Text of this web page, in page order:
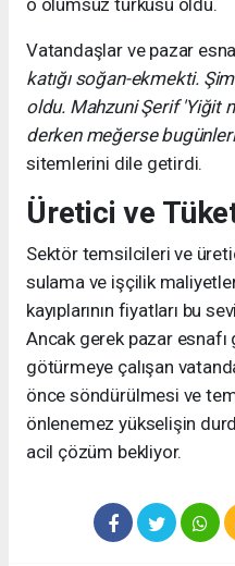
Vatandaşlar ve pazar
katığı soğan-ekmekti.
oldu. Mahzuni Şerif 'Yiğit
derken meğerse
sitemlerini dile getirdi.
Üretici ve
Sektör temsilcileri ve
sulama ve işçilik
kayıplarının fiyatları bu
Ancak gerek pazar
götürmeye çalışan
önce söndürülmesi ve
önlenemez yükselişin
acil çözüm bekliyor.